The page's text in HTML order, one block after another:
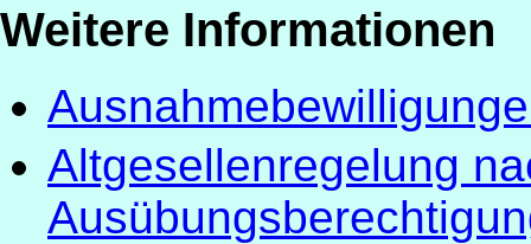
Weitere Informationen
Altgesellenregelung